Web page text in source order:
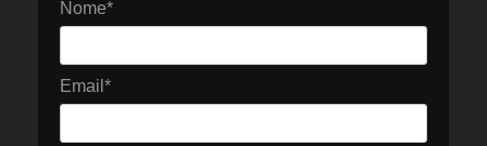
Nome*
Email*